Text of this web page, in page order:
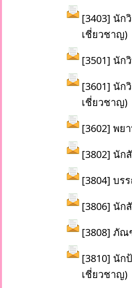
[3403] นัก
เชี่ยวชาญ)
[3501] นัก
[3601] นัก
เชี่ยวชาญ)
[3602] พย
[3802] นัก
[3804] บร
[3806] นัก
[3808] ภัณ
[3810] นัก
เชี่ยวชาญ)